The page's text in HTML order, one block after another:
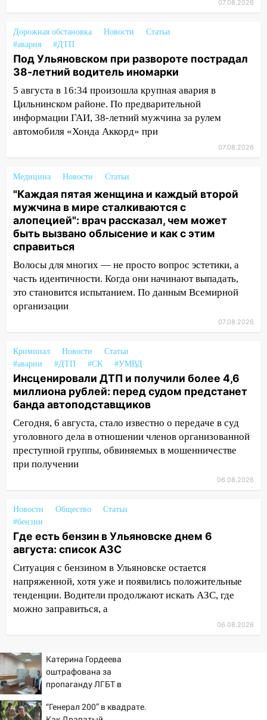
14:40
На проспекте Гая в Ульяновске
запретили остановку автомобилей на
50-метровом участке
14:22 В Новом городе 8 августа пройдет
большой фестиваль «Наше время» с
мотофристайлом и концертом
«Мураками»
выходные 8-9 августа
13:30 В Ульяновске транспортные
полицейские проведут акцию «Час
пассажира»
13:20 В Ульяновске за один день
обокрали женщину на пляже и
подростка в сквере
13:01 В Димитровграде мужчина
выбросил из машины страйкбольную
12:34
На Ульяновскую область
надвигается сильнейшая непогода: град
и шквал до 27 м/с
12:31 Ульяновец хотел купить иномарку
из Европы и потерял 760 тысяч рублей
12:20 В Чердаклинском районе
столкнулись «Лада» и Chevrolet:
пострадал 14-летний подросток
Где есть бензин в Ульяновске 7
11:50
Заснул рядом с ребёнком и
случайно задушил его: суд вынес
приговор
11:38 В Ленинском районе пожар
полностью уничтожил дачный дом и
сарай
11:38
В Госдуме предложили отменить
нарушителей на контейнерных
площадках
11:20
Валерия Клейменова выиграла два
07.08.2026
Дорожная обстановка Новости
Статьи
#авария
#ДТП
Под Ульяновском при развороте пострадал
38-летний водитель иномарки
5 августа в 16:34 произошла крупная авария в
Цильнинском районе. По предварительной
информации ГАИ, 38-летний мужчина за рулем
автомобиля «Хонда Аккорд» при
07.08.2026
Медицина Новости Статьи
"Каждая пятая женщина и каждый второй
мужчина в мире сталкиваются с
алопецией": врач рассказал, чем может
быть вызвано облысение и как с этим
справиться
Волосы для многих — не просто вопрос эстетики, а
часть идентичности. Когда они начинают выпадать,
это становится испытанием. По данным Всемирной
организации
07.08.2026
Криминал Новости
Статьи
#аварии
#ДТП #СК #УМВД
Инсценировали ДТП и получили более 4,6
миллиона рублей: перед судом предстанет
банда автоподставщиков
Сегодня, 6 августа, стало известно о передаче в суд
уголовного дела в отношении членов организованной
преступной группы, обвиняемых в мошенничестве
при получении
06.08.2026
Новости Общество
Статьи
#бензин
Где есть бензин в Ульяновске днем 6
августа: список АЗС
Ситуация с бензином в Ульяновске остается
напряженной, хотя уже и появились положительные
тенденции. Водители продолжают искать АЗС, где
можно заправиться, а
06.08.2026
Катерина Гордеева
оштрафована за
пропаганду ЛГБТ в
Вести.ru
“Генерал 200” в квадрате.